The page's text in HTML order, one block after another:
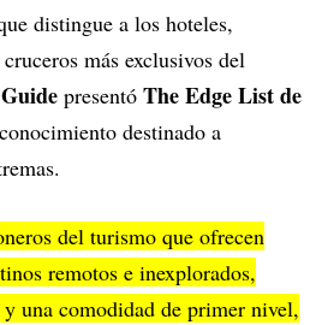
distingue a los hoteles,
más exclusivos del
presentó The Edge List de
destinado a
del turismo que ofrecen
remotos e inexplorados,
una comodidad de primer nivel,